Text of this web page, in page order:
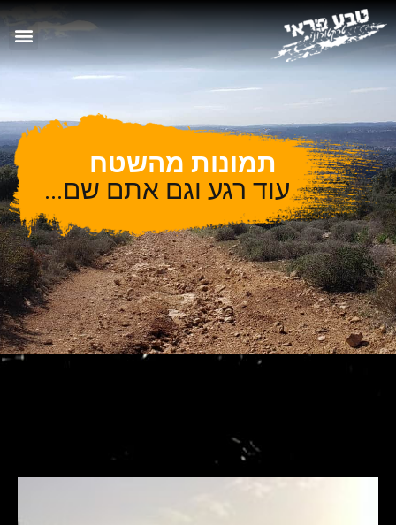
תמונות מהשטח
עוד רגע וגם אתם שם...